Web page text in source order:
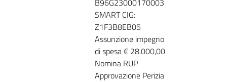
B96G23000170003
SMART CIG:
Z1F3B8EB05
Assunzione impegno
di spesa € 28.000,00
Nomina RUP
Approvazione Perizia